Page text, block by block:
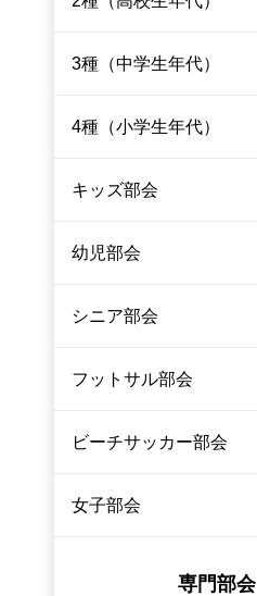
3種（中学生年代）
4種（小学生年代）
キッズ部会
幼児部会
シニア部会
フットサル部会
ビーチサッカー部会
女子部会
専門部会